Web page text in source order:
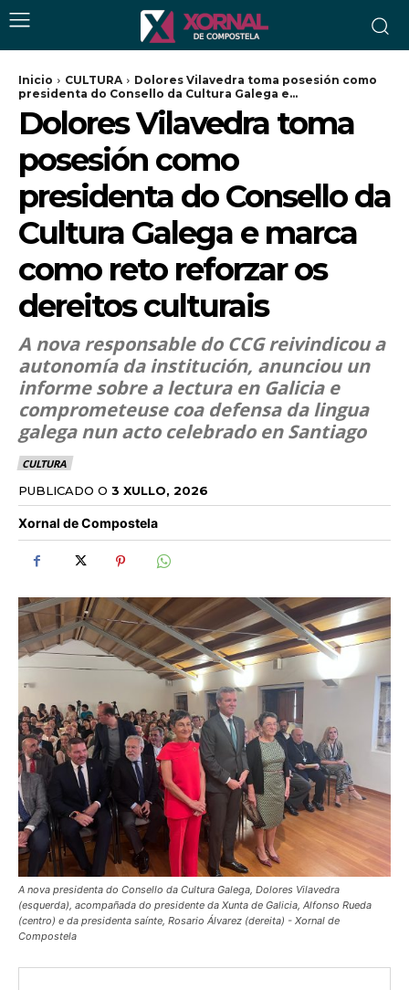
Inicio CULTURA
Dolores Vilavedra toma posesión como
presidenta do Consello da Cultura Galega e...
Dolores Vilavedra toma
posesión como
presidenta do Consello da
Cultura Galega e marca
como reto reforzar os
dereitos culturais
A nova responsable do CCG reivindicou a
autonomía da institución, anunciou un
informe sobre a lectura en Galicia e
comprometeuse coa defensa da lingua
galega nun acto celebrado en Santiago
CULTURA
PUBLICADO O 3 XULLO, 2026
Xornal de Compostela
A nova presidenta do Consello da Cultura Galega, Dolores Vilavedra
(esquerda), acompañada do presidente da Xunta de Galicia, Alfonso Rueda
(centro) e da presidenta saínte, Rosario Álvarez (dereita) - Xornal de
Compostela